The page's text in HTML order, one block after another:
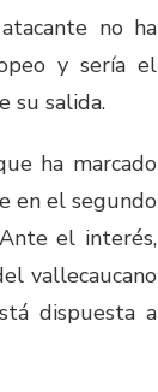
no ha
y sería el
su salida.
ha marcado
en el segundo
el interés,
vallecaucano
dispuesta a